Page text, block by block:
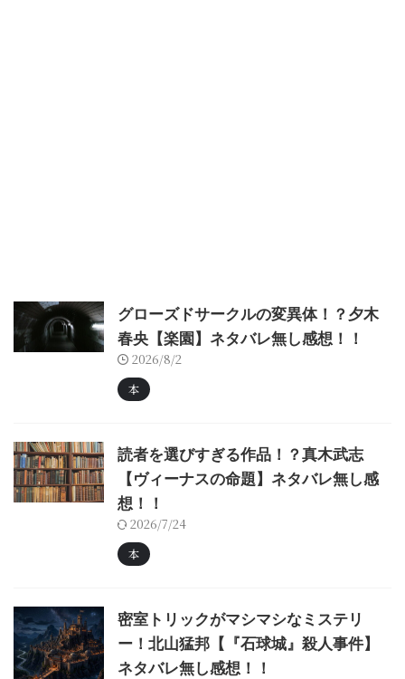
グローズドサークルの変異体！？夕木
春央【楽園】ネタバレ無し感想！！
2026/8/2
本
読者を選びすぎる作品！？真木武志
【ヴィーナスの命題】ネタバレ無し感
想！！
2026/7/24
本
密室トリックがマシマシなミステリ
ー！北山猛邦【『石球城』殺人事件】
ネタバレ無し感想！！